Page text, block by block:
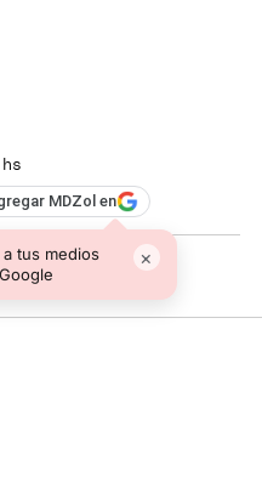
MDZol en
tus medios
×